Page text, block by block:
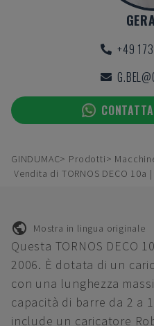
+49
GINDUMAC Prodotti
Vendita di TORNOS DECO 10a
Mostra in lingua originale
Questa TORNOS DECO
2006. È dotata di un
con una lunghezza
capacità di barre da 2 a
include un caricatore